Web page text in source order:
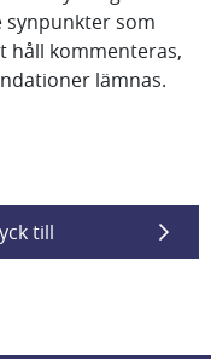
synpunkter som
håll kommenteras,
lämnas.
till